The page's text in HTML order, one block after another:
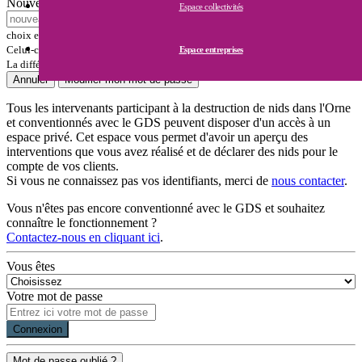
Espace collectivités
Espace entreprises
choix et notez-le bien.
Celui-ci doit faire au moins 5 caractères, avec de préférence au moins un chiffre.
La différence majuscules/minuscules est importante.
Annuler
Modifier mon mot de passe
Tous les intervenants participant à la destruction de nids dans l'Orne
et conventionnés avec le GDS peuvent disposer d'un accès à un
espace privé. Cet espace vous permet d'avoir un aperçu des
interventions que vous avez réalisé et de déclarer des nids pour le
compte de vos clients.
Si vous ne connaissez pas vos identifiants, merci de nous contacter.
Vous n'êtes pas encore conventionné avec le GDS et souhaitez
connaître le fonctionnement ?
Contactez-nous en cliquant ici.
Vous êtes
Votre mot de passe
Connexion